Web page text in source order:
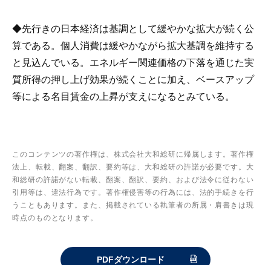
◆先行きの日本経済は基調として緩やかな拡大が続く公
算である。個人消費は緩やかながら拡大基調を維持する
と見込んでいる。エネルギー関連価格の下落を通じた実
質所得の押し上げ効果が続くことに加え、ベースアップ
等による名目賃金の上昇が支えになるとみている。
このコンテンツの著作権は、株式会社大和総研に帰属します。著作権
法上、転載、翻案、翻訳、要約等は、大和総研の許諾が必要です。大
和総研の許諾がない転載、翻案、翻訳、要約、および法令に従わない
引用等は、違法行為です。著作権侵害等の行為には、法的手続きを行
うこともあります。また、掲載されている執筆者の所属・肩書きは現
時点のものとなります。
PDFダウンロード